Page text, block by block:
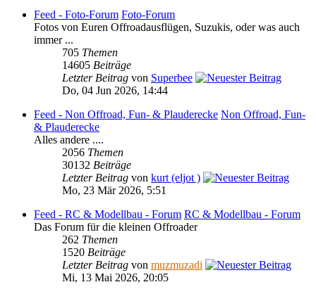
Feed - Foto-Forum Foto-Forum
Fotos von Euren Offroadausflügen, Suzukis, oder was auch
immer ...
705 Themen
14605 Beiträge
Letzter Beitrag von Superbee
Do, 04 Jun 2026, 14:44
Feed - Non Offroad, Fun- & Plauderecke Non Offroad, Fun-
& Plauderecke
Alles andere ....
2056 Themen
30132 Beiträge
Letzter Beitrag von kurt (eljot )
Mo, 23 Mär 2026, 5:51
Feed - RC & Modellbau - Forum RC & Modellbau - Forum
Das Forum für die kleinen Offroader
262 Themen
1520 Beiträge
Letzter Beitrag von muzmuzadi
Mi, 13 Mai 2026, 20:05